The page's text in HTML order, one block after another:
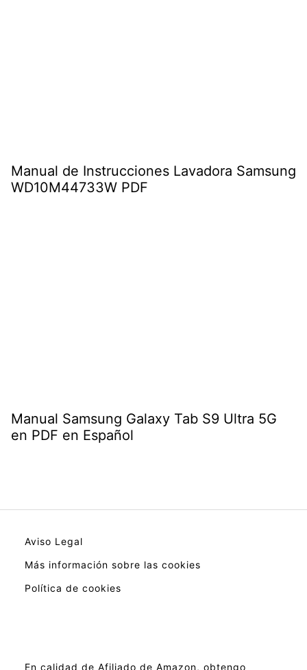
Manual de Instrucciones Lavadora Samsung
WD10M44733W PDF
Manual Samsung Galaxy Tab S9 Ultra 5G
en PDF en Español
Aviso Legal
Más información sobre las cookies
Política de cookies
En calidad de Afiliado de Amazon, obtengo